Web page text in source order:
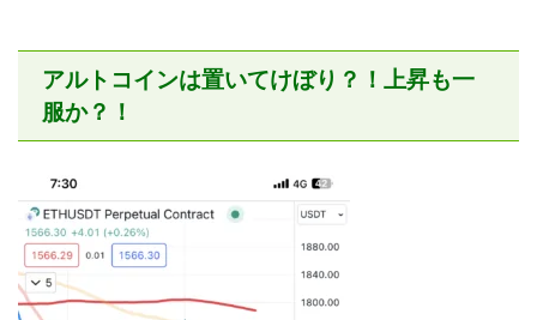
アルトコインは置いてけぼり？！上昇も一
服か？！